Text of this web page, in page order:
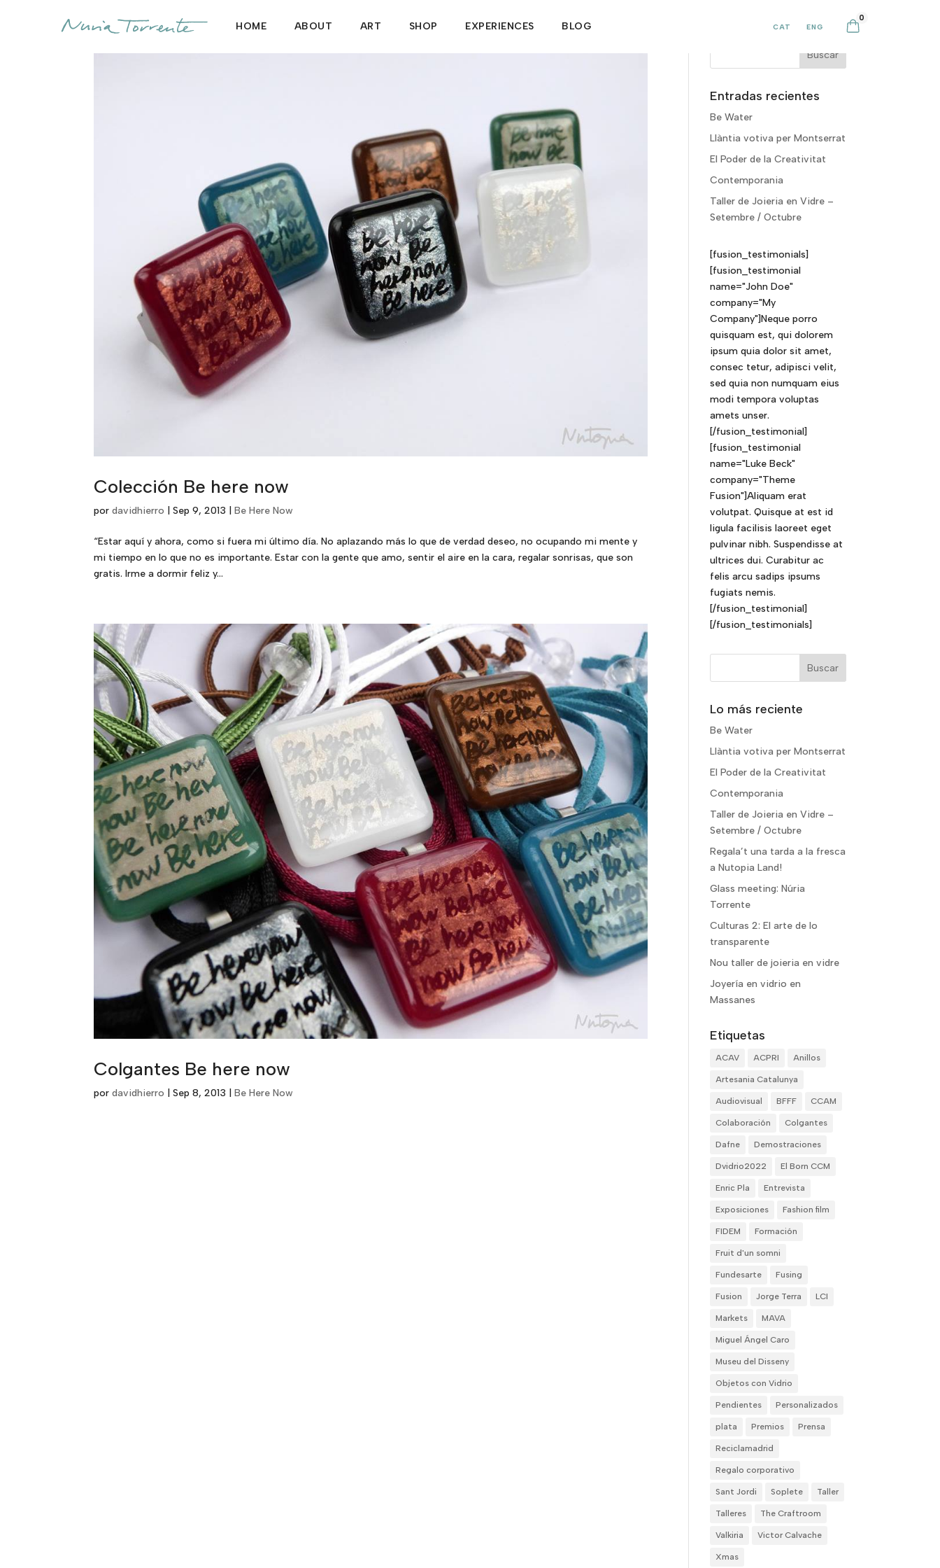
HOME ABOUT ART SHOP EXPERIENCES BLOG CAT ENG
0
Colección Be here now
pordavidhierro |Sep 9, 2013 |Be Here Now
“Estar aquí y ahora, como si fuera mi último día. No aplazando más lo que de verdad deseo, no ocupando mi mente y
mi tiempo en lo que no es importante. Estar con la gente que amo, sentir el aire en la cara, regalar sonrisas, que son
gratis. Irme a dormir feliz y...
Colgantes Be here now
pordavidhierro |Sep 8, 2013 |Be Here Now
Entradas recientes
Be Water
Llàntia votiva per Montserrat
El Poder de la Creativitat
Contemporania
Taller de Joieria en Vidre –
Setembre / Octubre
[fusion_testimonials]
[fusion_testimonial
name="John Doe"
company="My
Company"]Neque porro
quisquam est, qui dolorem
ipsum quia dolor sit amet,
consec tetur, adipisci velit,
sed quia non numquam eius
modi tempora voluptas
amets unser.
[/fusion_testimonial]
[fusion_testimonial
name="Luke Beck"
company="Theme
Fusion"]Aliquam erat
volutpat. Quisque at est id
ligula facilisis laoreet eget
pulvinar nibh. Suspendisse at
ultrices dui. Curabitur ac
felis arcu sadips ipsums
fugiats nemis.
[/fusion_testimonial]
[/fusion_testimonials]
Lo más reciente
Be Water
Llàntia votiva per Montserrat
El Poder de la Creativitat
Contemporania
Taller de Joieria en Vidre –
Setembre / Octubre
Regala’t una tarda a la fresca
a Nutopia Land!
Glass meeting: Núria
Torrente
Culturas 2: El arte de lo
transparente
Nou taller de joieria en vidre
Joyería en vidrio en
Massanes
Etiquetas
ACAV ACPRI Anillos
Artesania Catalunya
Audiovisual BFFF CCAM
Colaboración Colgantes
Dafne Demostraciones
Dvidrio2022 El Born CCM
Enric Pla Entrevista
Exposiciones Fashion film
FIDEM Formación
Fruit d'un somni
Fundesarte Fusing
Fusion Jorge Terra LCI
Markets MAVA
Miguel Ángel Caro
Museu del Disseny
Objetos con Vidrio
Pendientes Personalizados
plata Premios Prensa
Reciclamadrid
Regalo corporativo
Sant Jordi Soplete Taller
Talleres The Craftroom
Valkiria Victor Calvache
Xmas